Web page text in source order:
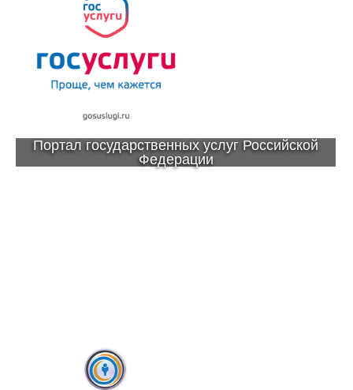
Портал государственных услуг Российской
Федерации